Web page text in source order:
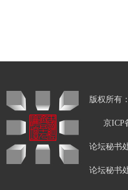
版权所有
京ICP
论坛秘书
论坛秘书